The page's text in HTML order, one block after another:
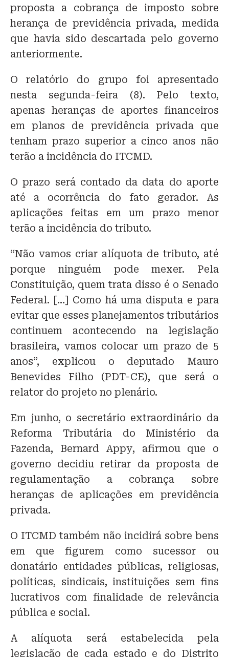
proposta a cobrança de imposto sobre
herança de previdência privada, medida
que havia sido descartada pelo governo
anteriormente.
O relatório do grupo foi apresentado
nesta segunda-feira (8). Pelo texto,
apenas heranças de aportes financeiros
em planos de previdência privada que
tenham prazo superior a cinco anos não
terão a incidência do ITCMD.
O prazo será contado da data do aporte
até a ocorrência do fato gerador. As
aplicações feitas em um prazo menor
terão a incidência do tributo.
“Não vamos criar alíquota de tributo, até
porque ninguém pode mexer. Pela
Constituição, quem trata disso é o Senado
Federal. […] Como há uma disputa e para
evitar que esses planejamentos tributários
continuem acontecendo na legislação
brasileira, vamos colocar um prazo de 5
anos”, explicou o deputado Mauro
Benevides Filho (PDT-CE), que será o
relator do projeto no plenário.
Em junho, o secretário extraordinário da
Reforma Tributária do Ministério da
Fazenda, Bernard Appy, afirmou que o
governo decidiu retirar da proposta de
regulamentação a cobrança sobre
heranças de aplicações em previdência
privada.
O ITCMD também não incidirá sobre bens
em que figurem como sucessor ou
donatário entidades públicas, religiosas,
políticas, sindicais, instituições sem fins
lucrativos com finalidade de relevância
pública e social.
A alíquota será estabelecida pela
legislação de cada estado e do Distrito